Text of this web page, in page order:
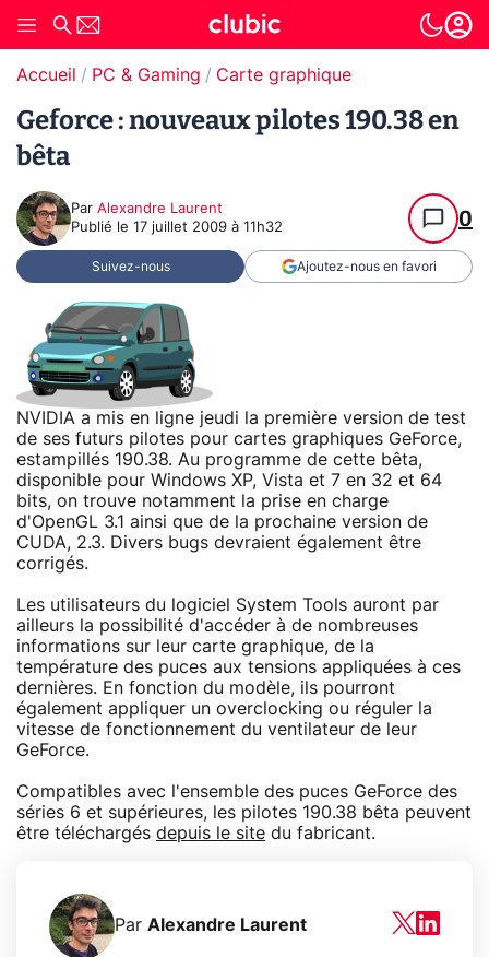
Accueil PC & Gaming Carte graphique
Geforce : nouveaux pilotes 190.38 en
bêta
Par Alexandre Laurent
Publié le 17 juillet 2009 à 11h32 0
Suivez-nous Ajoutez-nous en favori
NVIDIA a mis en ligne jeudi la première version de test
de ses futurs pilotes pour cartes graphiques GeForce,
estampillés 190.38. Au programme de cette bêta,
disponible pour Windows XP, Vista et 7 en 32 et 64
bits, on trouve notamment la prise en charge
d'OpenGL 3.1 ainsi que de la prochaine version de
CUDA, 2.3. Divers bugs devraient également être
corrigés.
Les utilisateurs du logiciel System Tools auront par
ailleurs la possibilité d'accéder à de nombreuses
informations sur leur carte graphique, de la
température des puces aux tensions appliquées à ces
dernières. En fonction du modèle, ils pourront
également appliquer un overclocking ou réguler la
vitesse de fonctionnement du ventilateur de leur
GeForce.
Compatibles avec l'ensemble des puces GeForce des
séries 6 et supérieures, les pilotes 190.38 bêta peuvent
être téléchargés depuis le site du fabricant.
Par Alexandre Laurent